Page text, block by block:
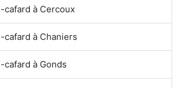
cafard à Cercoux
cafard à Chaniers
à Gonds